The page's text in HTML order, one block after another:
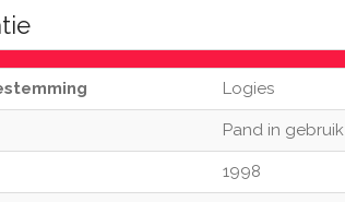
Logies
Pand in gebruik
1998